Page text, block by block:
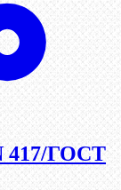
417/ГОСТ